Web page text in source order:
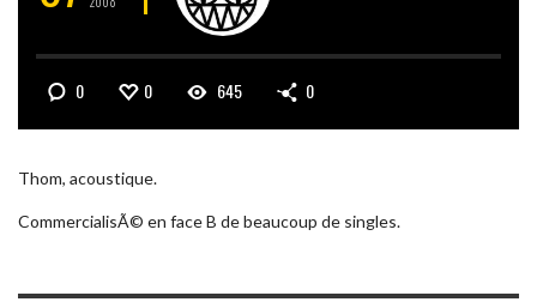
0 0 645 0
Thom, acoustique.
CommercialisÃ© en face B de beaucoup de singles.